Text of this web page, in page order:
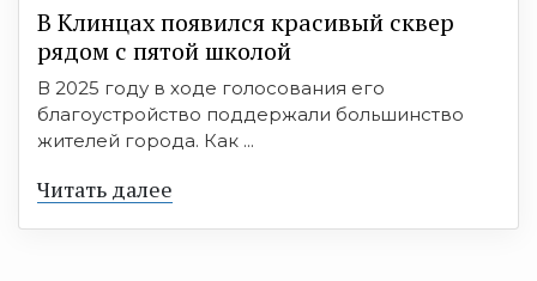
В Клинцах появился красивый сквер
рядом с пятой школой
В 2025 году в ходе голосования его
благоустройство поддержали большинство
жителей города. Как ...
Читать далее